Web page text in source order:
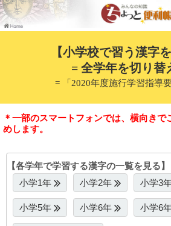
【小学校で習う漢字
= 全学年を切り替
= 「2020年度施行学習指導
＊一部のスマートフォンでは、横向き
めします。
【各学年で学習する漢字の一覧を見る】
小学1年
小学2年 小学3
小学5年 小学6年 小学6